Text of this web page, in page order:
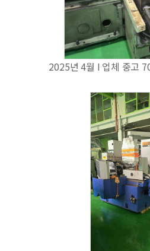
2025년 4월 I 업체 중고